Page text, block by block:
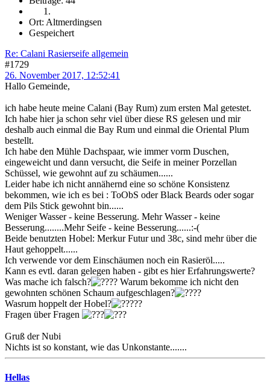
Ort: Altmerdingsen
Gespeichert
Re: Calani Rasierseife allgemein
#1729
26. November 2017, 12:52:41
Hallo Gemeinde,
ich habe heute meine Calani (Bay Rum) zum ersten Mal getestet.
Ich habe hier ja schon sehr viel über diese RS gelesen und mir
deshalb auch einmal die Bay Rum und einmal die Oriental Plum
bestellt.
Ich habe den Mühle Dachspaar, wie immer vorm Duschen,
eingeweicht und dann versucht, die Seife in meiner Porzellan
Schüssel, wie gewohnt auf zu schäumen......
Leider habe ich nicht annähernd eine so schöne Konsistenz
bekommen, wie ich es bei : ToObS oder Black Beards oder sogar
dem Pils Stick gewohnt bin......
Weniger Wasser - keine Besserung. Mehr Wasser - keine
Besserung........Mehr Seife - keine Besserung......:-(
Beide benutzten Hobel: Merkur Futur und 38c, sind mehr über die
Haut gehoppelt......
Ich verwende vor dem Einschäumen noch ein Rasieröl.....
Kann es evtl. daran gelegen haben - gibt es hier Erfahrungswerte?
Was mache ich falsch?
? Warum bekomme ich nicht den
gewohnten schönen Schaum aufgeschlagen?
?
Wasrum hoppelt der Hobel?
??
Fragen über Fragen
Gruß der Nubi
Nichts ist so konstant, wie das Unkonstante.......
Hellas